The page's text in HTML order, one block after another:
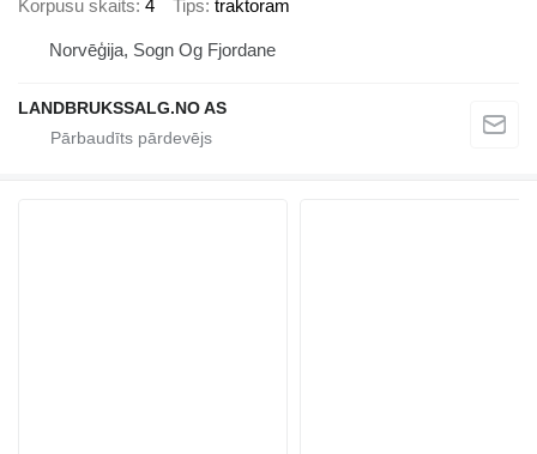
Korpusu skaits 4 Tips traktoram
Norvēģija, Sogn Og Fjordane
LANDBRUKSSALG.NO AS